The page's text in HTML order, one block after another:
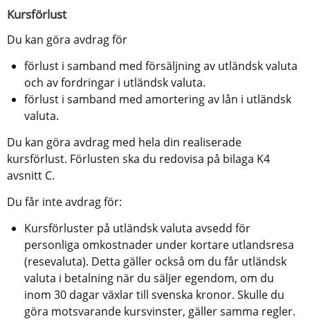
Kursförlust
Du kan göra avdrag för
förlust i samband med försäljning av utländsk valuta
och av fordringar i utländsk valuta.
förlust i samband med amortering av lån i utländsk
valuta.
Du kan göra avdrag med hela din realiserade
kursförlust. Förlusten ska du redovisa på bilaga K4
avsnitt C.
Du får inte avdrag för:
Kursförluster på utländsk valuta avsedd för
personliga omkostnader under kortare utlandsresa
(resevaluta). Detta gäller också om du får utländsk
valuta i betalning när du säljer egendom, om du
inom 30 dagar växlar till svenska kronor. Skulle du
göra motsvarande kursvinster, gäller samma regler.